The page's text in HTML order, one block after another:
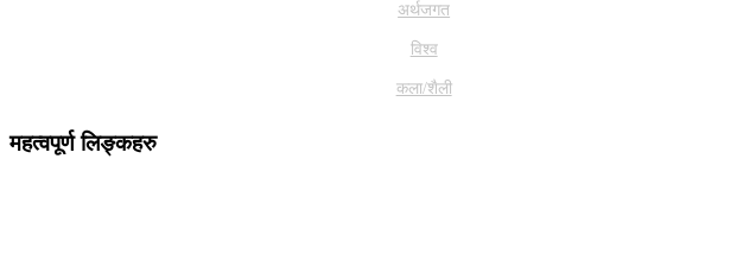
अर्थजगत
विश्व
कला/शैली
महत्वपूर्ण लिङ्कहरु